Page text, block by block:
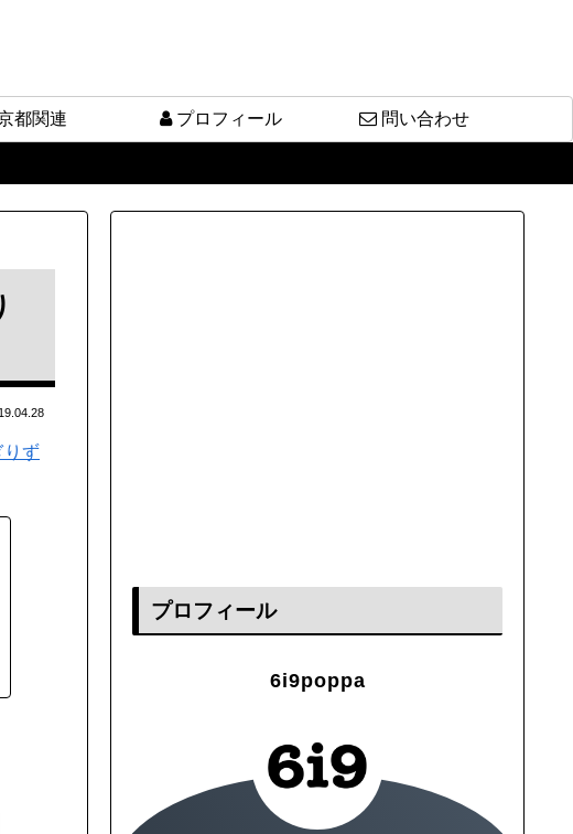
都関連 プロフィール 問い合わせ
りず
プロフィール
6i9poppa